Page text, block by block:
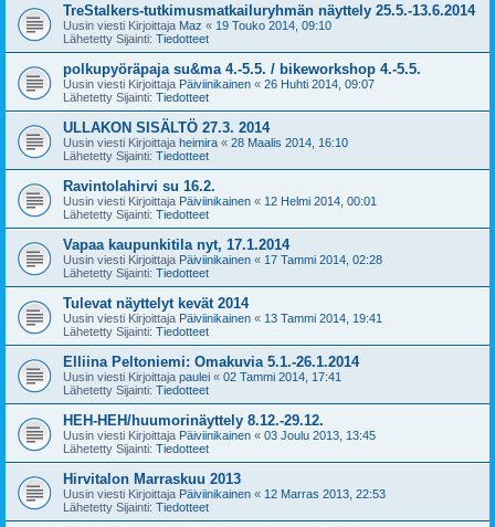
TreStalkers-tutkimusmatkailuryhmän näyttely 25.5.-13.6.2014
Uusin viesti Kirjoittaja Maz « 19 Touko 2014, 09:10
Lähetetty Sijainti: Tiedotteet
polkupyöräpaja su&ma 4.-5.5. / bikeworkshop 4.-5.5.
Uusin viesti Kirjoittaja Päiviinikainen « 26 Huhti 2014, 09:07
Lähetetty Sijainti: Tiedotteet
ULLAKON SISÄLTÖ 27.3. 2014
Uusin viesti Kirjoittaja heimira « 28 Maalis 2014, 16:10
Lähetetty Sijainti: Tiedotteet
Ravintolahirvi su 16.2.
Uusin viesti Kirjoittaja Päiviinikainen « 12 Helmi 2014, 00:01
Lähetetty Sijainti: Tiedotteet
Vapaa kaupunkitila nyt, 17.1.2014
Uusin viesti Kirjoittaja Päiviinikainen « 17 Tammi 2014, 02:28
Lähetetty Sijainti: Tiedotteet
Tulevat näyttelyt kevät 2014
Uusin viesti Kirjoittaja Päiviinikainen « 13 Tammi 2014, 19:41
Lähetetty Sijainti: Tiedotteet
Elliina Peltoniemi: Omakuvia 5.1.-26.1.2014
Uusin viesti Kirjoittaja paulei « 02 Tammi 2014, 17:41
Lähetetty Sijainti: Tiedotteet
HEH-HEH/huumorinäyttely 8.12.-29.12.
Uusin viesti Kirjoittaja Päiviinikainen « 03 Joulu 2013, 13:45
Lähetetty Sijainti: Tiedotteet
Hirvitalon Marraskuu 2013
Uusin viesti Kirjoittaja Päiviinikainen « 12 Marras 2013, 22:53
Lähetetty Sijainti: Tiedotteet